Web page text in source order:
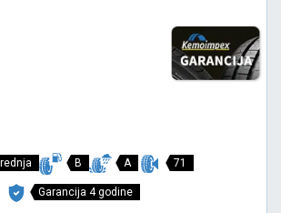
B A 71
Garancija 4 godine